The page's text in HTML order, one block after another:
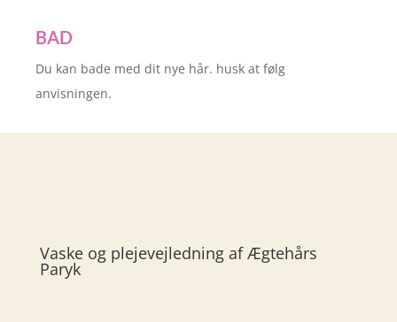
BAD
Du kan bade med dit nye hår. husk at følg
anvisningen.
Vaske og plejevejledning af Ægtehårs
Paryk